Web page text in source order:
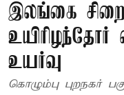
இலங்கை
உயர்வு
கொழும்பு புறநகர்